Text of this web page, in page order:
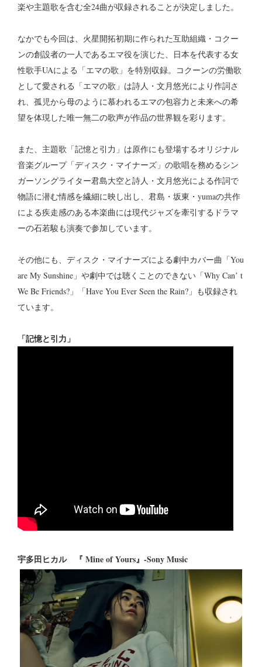
楽や主題歌を含む全24曲が収録されることが決定しました。
なかでも今回は、火星開拓初期に作られた互助組織・コクー
ンの創設者の一人であるエマ役を演じた、日本を代表する女
性歌手UAによる「エマの歌」を特別収録。コクーンの労働歌
として愛される「エマの歌」は詩人・文月悠光により作詞さ
れ、孤児から母のように慕われるエマの包容力と未来への希
望を体現した唯一無二の歌声が作品の世界観を彩ります。
また、主題歌「記憶と引力」は原作にも登場するオリジナル
音楽グループ「ディスク・マイナーズ」の歌唱を務めるシン
ガーソングライター君島大空と詩人・文月悠光による作詞で
物語に潜む情感を繊細に映し出し、君島・坂東・yumaの共作
による疾走感のある本楽曲には現代ジャズを牽引するドラマ
ーの石若駿も演奏で参加しています。
その他にも、ディスク・マイナーズによる劇中カバー曲「You
are My Sunshine」や劇中では聴くことのできない「Why Canʼ t
We Be Friends?」「Have You Ever Seen the Rain?」も収録され
ています。
「記憶と引力」
宇多田ヒカル 『 Mine of Yours』-Sony Music